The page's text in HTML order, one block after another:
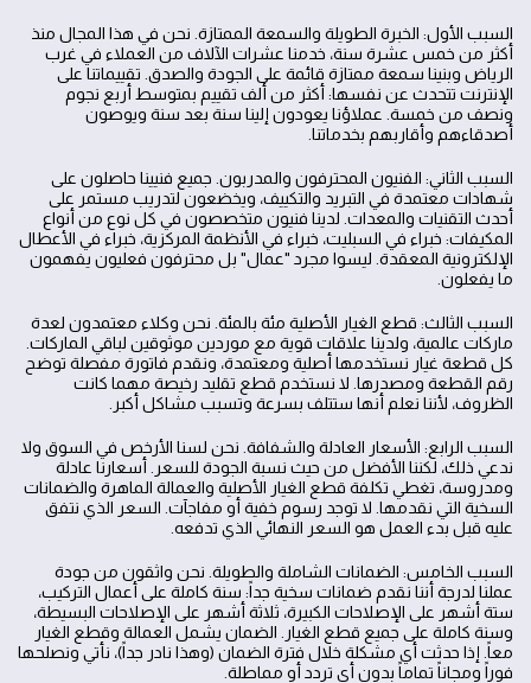
السبب الأول: الخبرة الطويلة والسمعة الممتازة. نحن في هذا المجال منذ
أكثر من خمس عشرة سنة، خدمنا عشرات الآلاف من العملاء في غرب
الرياض وبنينا سمعة ممتازة قائمة على الجودة والصدق. تقييماتنا على
الإنترنت تتحدث عن نفسها: أكثر من ألف تقييم بمتوسط أربع نجوم
ونصف من خمسة. عملاؤنا يعودون إلينا سنة بعد سنة ويوصون
أصدقاءهم وأقاربهم بخدماتنا.
السبب الثاني: الفنيون المحترفون والمدربون. جميع فنيينا حاصلون على
شهادات معتمدة في التبريد والتكييف، ويخضعون لتدريب مستمر على
أحدث التقنيات والمعدات. لدينا فنيون متخصصون في كل نوع من أنواع
المكيفات: خبراء في السبليت، خبراء في الأنظمة المركزية، خبراء في الأعطال
الإلكترونية المعقدة. ليسوا مجرد "عمال" بل محترفون فعليون يفهمون
ما يفعلون.
السبب الثالث: قطع الغيار الأصلية مئة بالمئة. نحن وكلاء معتمدون لعدة
ماركات عالمية، ولدينا علاقات قوية مع موردين موثوقين لباقي الماركات.
كل قطعة غيار نستخدمها أصلية ومعتمدة، ونقدم فاتورة مفصلة توضح
رقم القطعة ومصدرها. لا نستخدم قطع تقليد رخيصة مهما كانت
الظروف، لأننا نعلم أنها ستتلف بسرعة وتسبب مشاكل أكبر.
السبب الرابع: الأسعار العادلة والشفافة. نحن لسنا الأرخص في السوق ولا
ندعي ذلك، لكننا الأفضل من حيث نسبة الجودة للسعر. أسعارنا عادلة
ومدروسة، تغطي تكلفة قطع الغيار الأصلية والعمالة الماهرة والضمانات
السخية التي نقدمها. لا توجد رسوم خفية أو مفاجآت. السعر الذي نتفق
عليه قبل بدء العمل هو السعر النهائي الذي تدفعه.
السبب الخامس: الضمانات الشاملة والطويلة. نحن واثقون من جودة
عملنا لدرجة أننا نقدم ضمانات سخية جداً: سنة كاملة على أعمال التركيب،
ستة أشهر على الإصلاحات الكبيرة، ثلاثة أشهر على الإصلاحات البسيطة،
وسنة كاملة على جميع قطع الغيار. الضمان يشمل العمالة وقطع الغيار
معاً. إذا حدثت أي مشكلة خلال فترة الضمان (وهذا نادر جداً)، نأتي ونصلحها
فوراً ومجاناً تماماً بدون أي تردد أو مماطلة.